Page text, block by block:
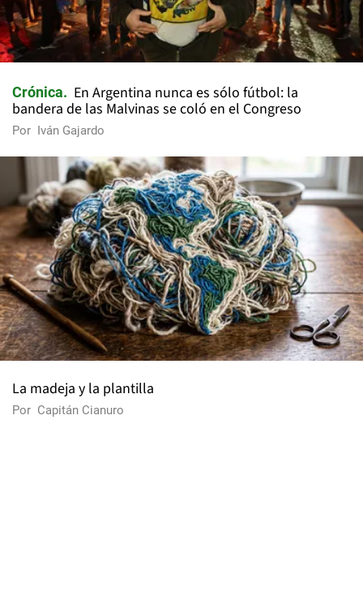
Crónica
En Argentina nunca es sólo fútbol: la
bandera de las Malvinas se coló en el Congreso
Por Iván Gajardo
La madeja y la plantilla
Por Capitán Cianuro